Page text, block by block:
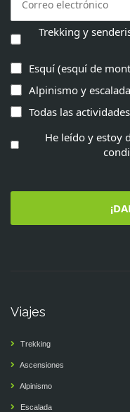
Trekking y
Esquí (esquí de
Alpinismo y escalada
Todas las
He leído y estoy
Viajes
Trekking
Ascensiones
Alpinismo
Escalada